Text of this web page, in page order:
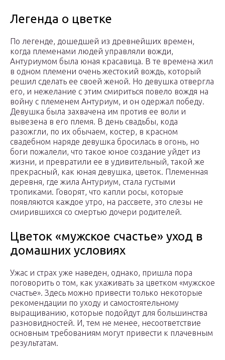
Легенда о цветке
По легенде, дошедшей из древнейших времен,
когда племенами людей управляли вожди,
Антуриумом была юная красавица. В те времена жил
в одном племени очень жестокий вождь, который
решил сделать ее своей женой. Но девушка отвергла
его, и нежелание с этим смириться повело вождя на
войну с племенем Антуриум, и он одержал победу.
Девушка была захвачена им против ее воли и
вывезена в его племя. В день свадьбы, кода
разожгли, по их обычаем, костер, в красном
свадебном наряде девушка бросилась в огонь, но
боги пожалели, что такое юное создание уйдет из
жизни, и превратили ее в удивительный, такой же
прекрасный, как юная девушка, цветок. Племенная
деревня, где жила Антуриум, стала густыми
тропиками. Говорят, что капли росы, которые
появляются каждое утро, на рассвете, это слезы не
смирившихся со смертью дочери родителей.
Цветок «мужское счастье» уход в
домашних условиях
Ужас и страх уже наведен, однако, пришла пора
поговорить о том, как ухаживать за цветком «мужское
счастье». Здесь можно привести только некоторые
рекомендации по уходу и самостоятельному
выращиванию, которые подойдут для большинства
разновидностей. И, тем не менее, несоответствие
основным требованиям могут привести к плачевным
результатам.